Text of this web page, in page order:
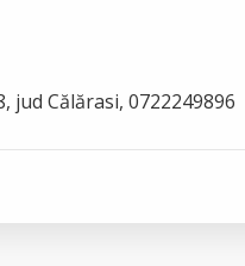
jud Călărasi, 0722249896